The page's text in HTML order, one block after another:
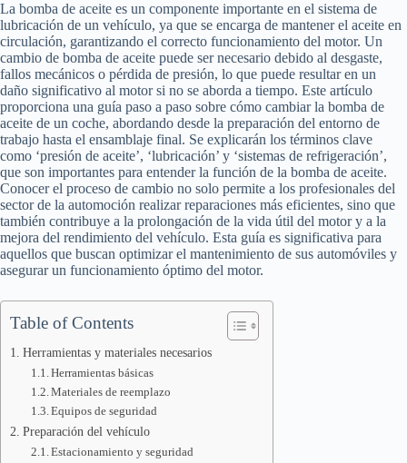
La bomba de aceite es un componente importante en el sistema de
lubricación de un vehículo, ya que se encarga de mantener el aceite en
circulación, garantizando el correcto funcionamiento del motor. Un
cambio de bomba de aceite puede ser necesario debido al desgaste,
fallos mecánicos o pérdida de presión, lo que puede resultar en un
daño significativo al motor si no se aborda a tiempo. Este artículo
proporciona una guía paso a paso sobre cómo cambiar la bomba de
aceite de un coche, abordando desde la preparación del entorno de
trabajo hasta el ensamblaje final. Se explicarán los términos clave
como ‘presión de aceite’, ‘lubricación’ y ‘sistemas de refrigeración’,
que son importantes para entender la función de la bomba de aceite.
Conocer el proceso de cambio no solo permite a los profesionales del
sector de la automoción realizar reparaciones más eficientes, sino que
también contribuye a la prolongación de la vida útil del motor y a la
mejora del rendimiento del vehículo. Esta guía es significativa para
aquellos que buscan optimizar el mantenimiento de sus automóviles y
asegurar un funcionamiento óptimo del motor.
Table of Contents
Herramientas y materiales necesarios
Herramientas básicas
Materiales de reemplazo
Equipos de seguridad
Preparación del vehículo
Estacionamiento y seguridad